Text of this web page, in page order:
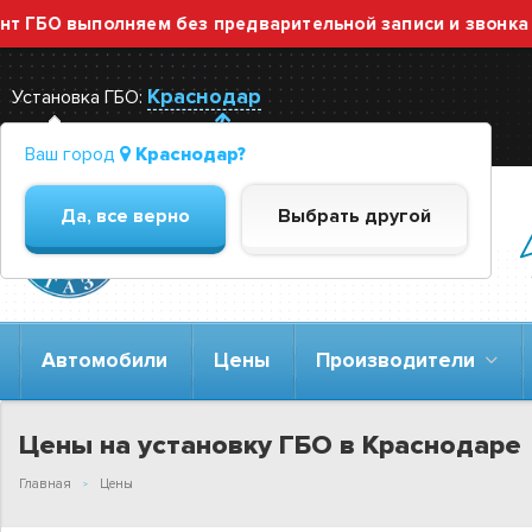
выполняем без предварительной записи и звонка —
Установка ГБО: Краснодар
Ваш город Краснодар?
Да, все верно Выбрать другой
ГАРАНТ-ГАЗ
Федеральная сеть -26 автосервисов
Автомобили Цены Производители
Цены на установку ГБО в Краснодаре
Главная Цены